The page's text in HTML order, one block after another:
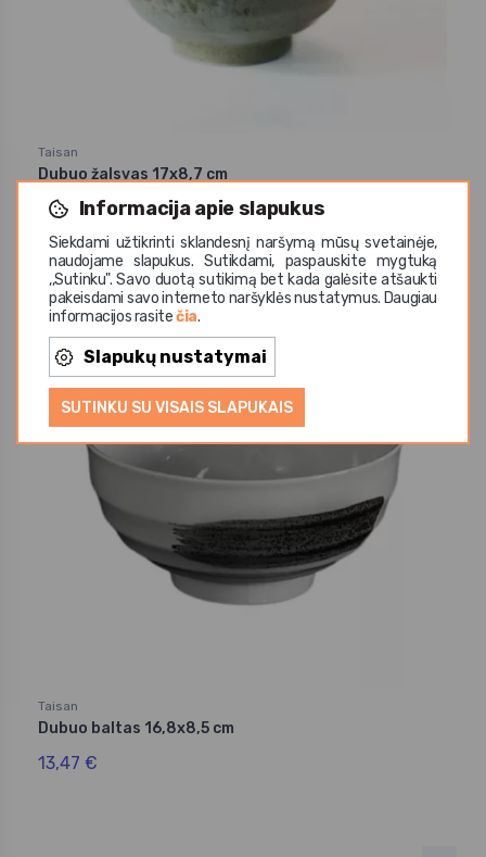
Informacija apie slapukus
Siekdami užtikrinti sklandesnį naršymą mūsų svetainėje,
naudojame slapukus. Sutikdami, paspauskite mygtuką
,,Sutinku". Savo duotą sutikimą bet kada galėsite atšaukti
pakeisdami savo interneto naršyklės nustatymus. Daugiau
informacijos rasitečia.
Slapukų nustatymai
SUTINKU SU VISAIS SLAPUKAIS
Taisan
Dubuo žalsvas 17x8,7 cm
15,48 €
Taisan
Dubuo baltas 16,8x8,5 cm
13,47 €